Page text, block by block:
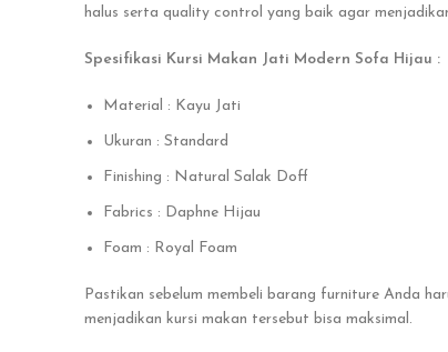
halus serta quality control yang baik agar
Spesifikasi Kursi Makan Jati Modern Sofa Hijau :
Material : Kayu Jati
Ukuran : Standard
Finishing : Natural Salak Doff
Fabrics : Daphne Hijau
Foam : Royal Foam
Pastikan sebelum membeli barang furniture Anda
menjadikan kursi makan tersebut bisa maksimal.